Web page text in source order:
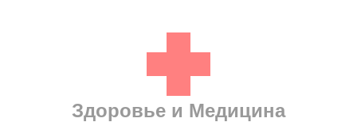
Здоровье и Медицина